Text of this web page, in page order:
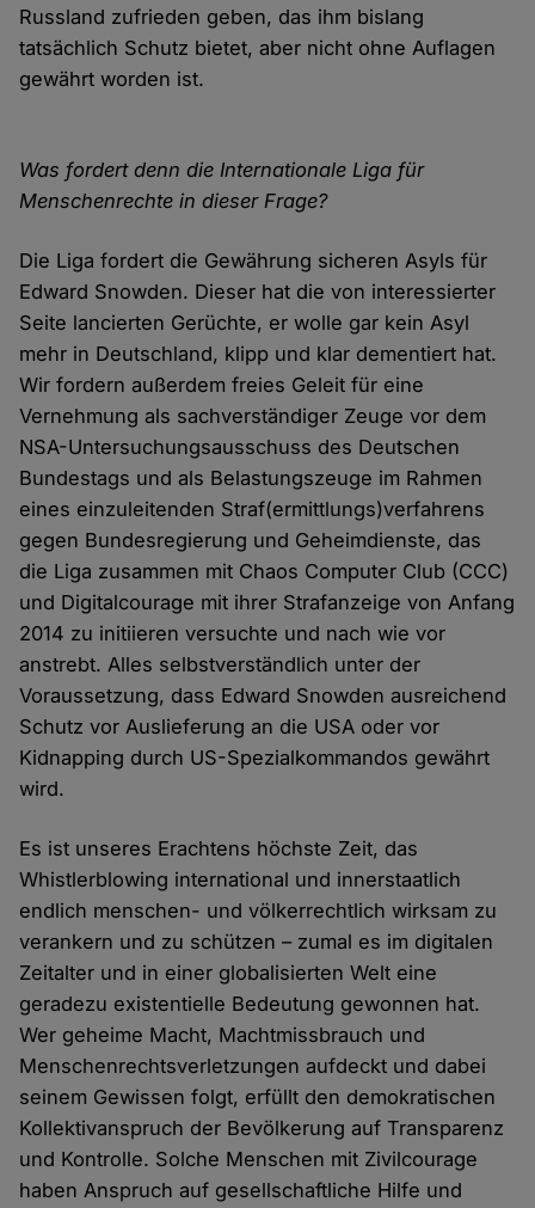
Russland zufrieden geben, das ihm bislang
tatsächlich Schutz bietet, aber nicht ohne Auflagen
gewährt worden ist.
Was fordert denn die Internationale Liga für
Menschenrechte in dieser Frage?
Die Liga fordert die Gewährung sicheren Asyls für
Edward Snowden. Dieser hat die von interessierter
Seite lancierten Gerüchte, er wolle gar kein Asyl
mehr in Deutschland, klipp und klar dementiert hat.
Wir fordern außerdem freies Geleit für eine
Vernehmung als sachverständiger Zeuge vor dem
NSA-Untersuchungsausschuss des Deutschen
Bundestags und als Belastungszeuge im Rahmen
eines einzuleitenden Straf(ermittlungs)verfahrens
gegen Bundesregierung und Geheimdienste, das
die Liga zusammen mit Chaos Computer Club (CCC)
und Digitalcourage mit ihrer Strafanzeige von Anfang
2014 zu initiieren versuchte und nach wie vor
anstrebt. Alles selbstverständlich unter der
Voraussetzung, dass Edward Snowden ausreichend
Schutz vor Auslieferung an die USA oder vor
Kidnapping durch US-Spezialkommandos gewährt
wird.
Es ist unseres Erachtens höchste Zeit, das
Whistlerblowing international und innerstaatlich
endlich menschen- und völkerrechtlich wirksam zu
verankern und zu schützen – zumal es im digitalen
Zeitalter und in einer globalisierten Welt eine
geradezu existentielle Bedeutung gewonnen hat.
Wer geheime Macht, Machtmissbrauch und
Menschenrechtsverletzungen aufdeckt und dabei
seinem Gewissen folgt, erfüllt den demokratischen
Kollektivanspruch der Bevölkerung auf Transparenz
und Kontrolle. Solche Menschen mit Zivilcourage
haben Anspruch auf gesellschaftliche Hilfe und